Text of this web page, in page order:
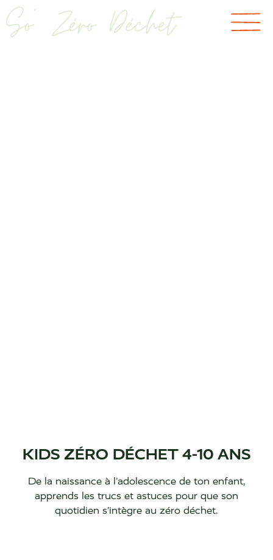
KIDS ZÉRO DÉCHET 4-10 ANS
De la naissance à l’adolescence de ton enfant,
apprends les trucs et astuces pour que son
quotidien s’intègre au zéro déchet.